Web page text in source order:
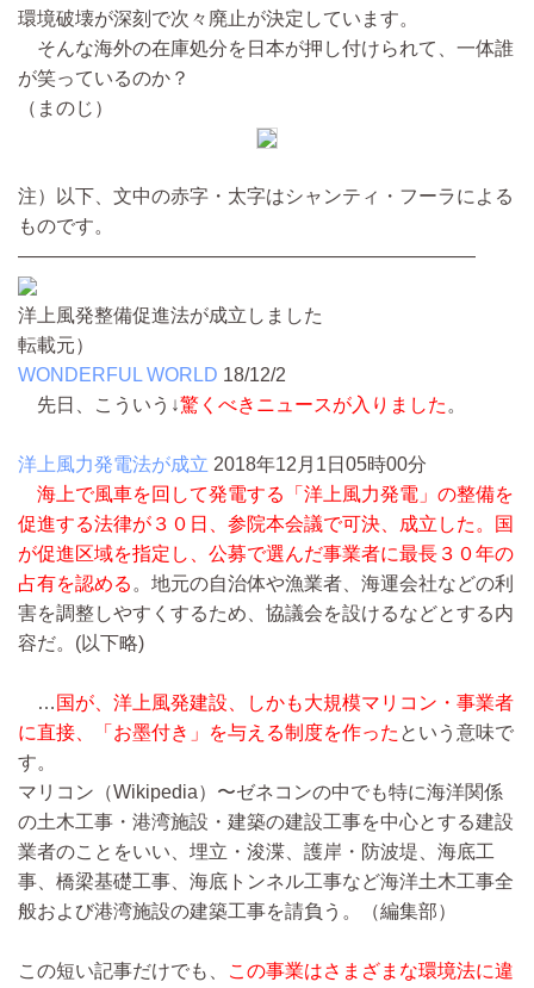
環境破壊が深刻で次々廃止が決定しています。
そんな海外の在庫処分を日本が押し付けられて、一体誰
が笑っているのか？
（まのじ）
注）以下、文中の赤字・太字はシャンティ・フーラによる
ものです。
————————————————————————
洋上風発整備促進法が成立しました
転載元）
WONDERFUL WORLD 18/12/2
先日、こういう↓驚くべきニュースが入りました 。
洋上風力発電法が成立 2018年12月1日05時00分
海上で風車を回して発電する「洋上風力発電」の整備を
促進する法律が３０日、参院本会議で可決、成立した。国
が促進区域を指定し、公募で選んだ事業者に最長３０年の
占有を認める 。地元の自治体や漁業者、海運会社などの利
害を調整しやすくするため、協議会を設けるなどとする内
容だ。 (以下略)
… 国が、洋上風発建設、しかも大規模マリコン・事業者
に直接、「お墨付き」を与える制度を作った という意味で
す。
マリコン（Wikipedia）〜ゼネコンの中でも特に海洋関係
の土木工事・港湾施設・建築の建設工事を中心とする建設
業者のことをいい、埋立・浚渫、護岸・防波堤、海底工
事、橋梁基礎工事、海底トンネル工事など海洋土木工事全
般および港湾施設の建築工事を請負う。（編集部）
この短い記事だけでも、
この事業はさまざまな環境法に違